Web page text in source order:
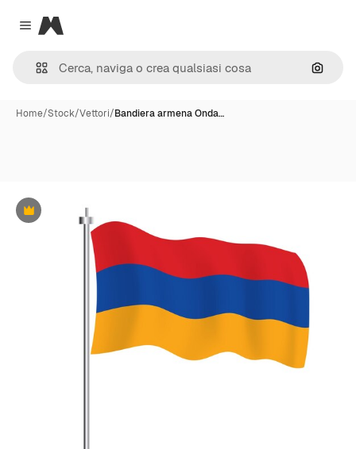
Close menu
Magnific
Cerca
Home/Stock/Vettori/Bandiera armena Onda…
Premium